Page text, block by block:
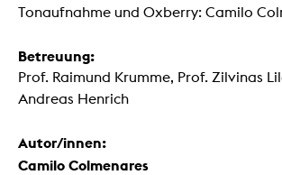
Tonaufnahme und Oxberry: Camilo
Betreuung:
Prof. Raimund Krumme, Prof. Zilvinas
Andreas Henrich
Autor/innen:
Camilo Colmenares